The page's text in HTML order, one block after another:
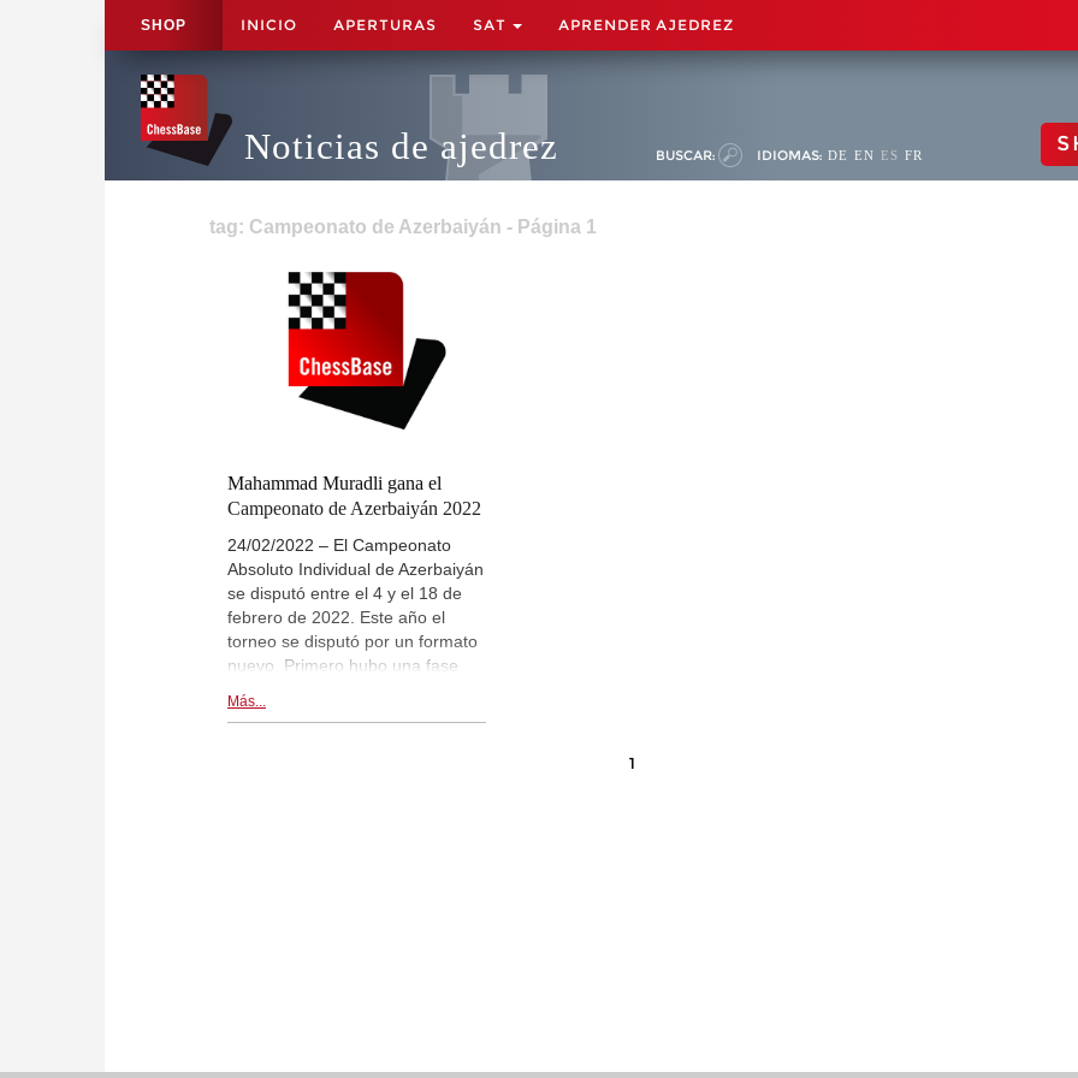
SHOP INICIO APERTURAS SAT APRENDER AJEDREZ
Noticias de ajedrez BUSCAR: IDIOMAS: DE EN ES FR
tag: Campeonato de Azerbaiyán - Página 1
Mahammad Muradli gana el
Campeonato de Azerbaiyán 2022
24/02/2022 – El Campeonato
Absoluto Individual de Azerbaiyán
se disputó entre el 4 y el 18 de
febrero de 2022. Este año el
torneo se disputó por un formato
nuevo. Primero hubo una fase
liga por sistema suizo a nueve
Más...
1